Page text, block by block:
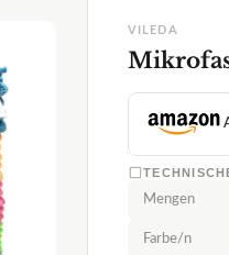
✓
✓ einfache
Fragen und
Was macht
Wie effektiv